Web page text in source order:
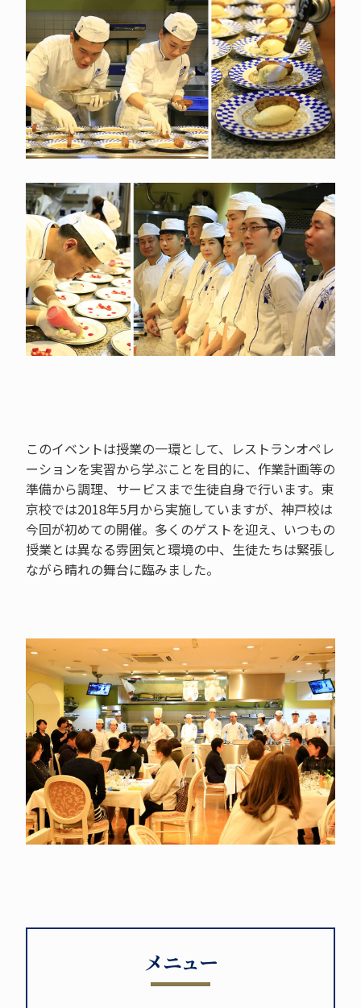
このイベントは授業の一環として、レストランオペレ
ーションを実習から学ぶことを目的に、作業計画等の
準備から調理、サービスまで生徒自身で行います。東
京校では2018年5月から実施していますが、神戸校は
今回が初めての開催。多くのゲストを迎え、いつもの
授業とは異なる雰囲気と環境の中、生徒たちは緊張し
ながら晴れの舞台に臨みました。
メニュー